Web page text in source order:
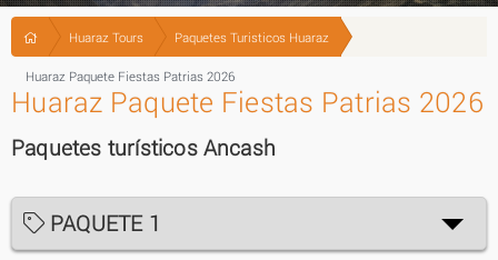
Huaraz Tours Paquetes Turisticos Huaraz
Huaraz Paquete Fiestas Patrias 2026
Huaraz Paquete Fiestas Patrias 2026
Paquetes turísticos Ancash
PAQUETE 1